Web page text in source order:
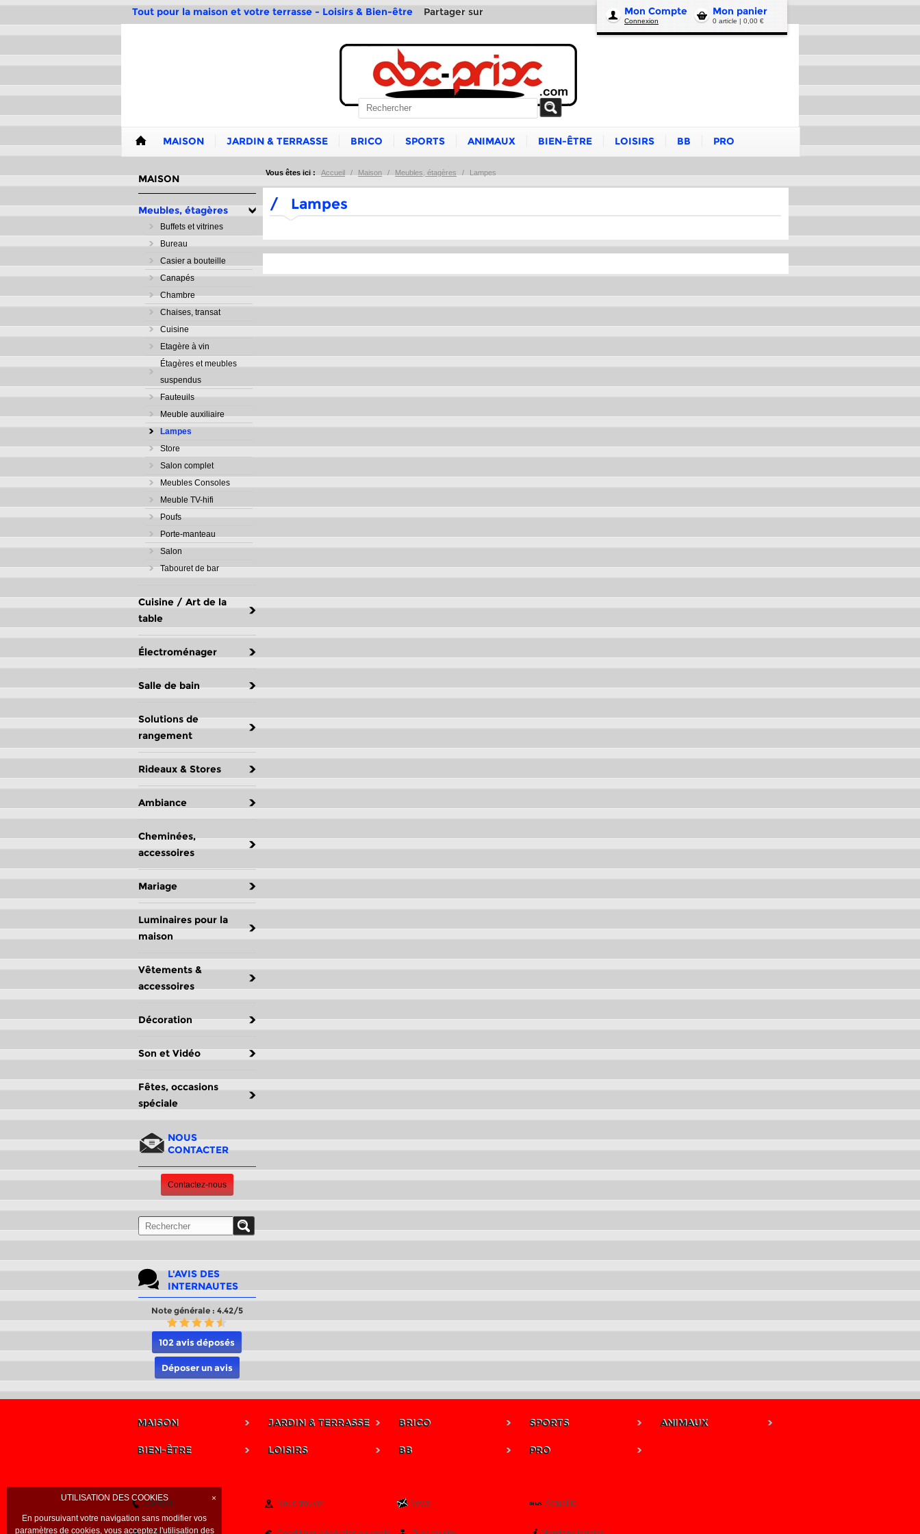
Mon panier
0 article | 0,00 €
Mon Compte
Connexion
Tout pour la maison et votre terrasse - Loisirs & Bien-être Partager sur
MAISON JARDIN & TERRASSE BRICO SPORTS ANIMAUX BIEN-ÊTRE LOISIRS BB PRO
UTILISATION DES COOKIES ×
En poursuivant votre navigation sans modifier vos
paramètres de cookies, vous acceptez l'utilisation des
MAISON
Meubles, étagères
Buffets et vitrines
Bureau
Casier a bouteille
Canapés
Chambre
Chaises, transat
Cuisine
Etagère à vin
Étagères et meubles
suspendus
Fauteuils
Meuble auxiliaire
Lampes
Store
Salon complet
Meubles Consoles
Meuble TV-hifi
Poufs
Porte-manteau
Salon
Tabouret de bar
Cuisine / Art de la
table
Électroménager
Salle de bain
Solutions de
rangement
Rideaux & Stores
Ambiance
Cheminées,
accessoires
Mariage
Luminaires pour la
maison
Vêtements &
accessoires
Décoration
Son et Vidéo
Fêtes, occasions
spéciale
NOUS
CONTACTER
Contactez-nous
L'AVIS DES
INTERNAUTES
Note générale : 4.42/5
102 avis déposés
Déposer un avis
Vous êtes ici : Accueil / Maison / Meubles, étagères / Lampes
/ Lampes
MAISON JARDIN & TERRASSE BRICO SPORTS ANIMAUX
BIEN-ÊTRE LOISIRS BB PRO
Contact Nous trouver News Actualité